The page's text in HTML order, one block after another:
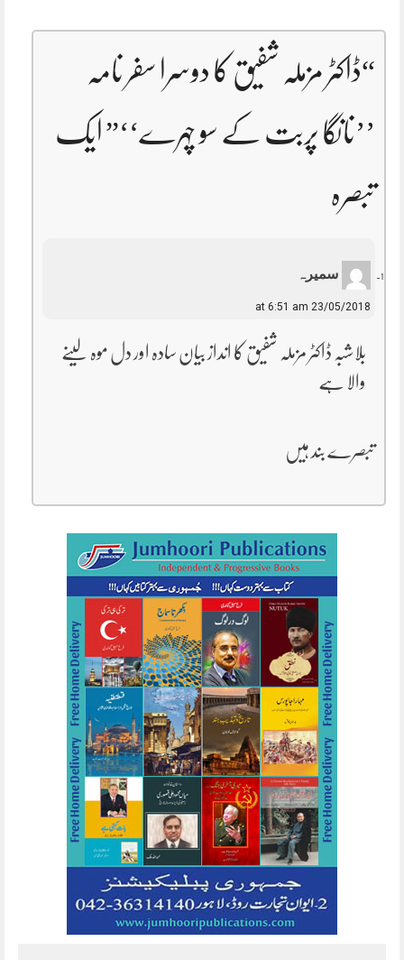
“ڈاکٹر مزملہ شفیق کا دوسرا سفر نامہ
’’نانگا پربت کے سو چہرے‘‘” ایک
تبصرہ
سمیرہ
23/05/2018 at 6:51 am
بلاشبہ ڈاکٹر مزملہ شفیق کا انداز بیان سادہ اور دل موہ لینے
والا ہے
تبصرے بند ہیں